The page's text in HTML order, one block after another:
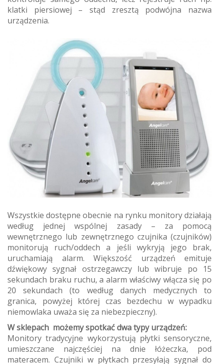
klatki piersiowej – stąd zresztą podwójna nazwa
urządzenia.
Wszystkie dostępne obecnie na rynku monitory działają
według jednej wspólnej zasady – za pomocą
wewnętrznego lub zewnętrznego czujnika (czujników)
monitorują ruch/oddech a jeśli wykryją jego brak,
uruchamiają alarm. Większość urządzeń emituje
dźwiękowy sygnał ostrzegawczy lub wibruje po 15
sekundach braku ruchu, a alarm właściwy włącza się po
20 sekundach (to według danych medycznych to
granica, powyżej której czas bezdechu w wypadku
niemowlaka uważa się za niebezpieczny).
W sklepach możemy spotkać dwa typy urządzeń:
Monitory tradycyjne wykorzystują płytki sensoryczne,
umieszczane najczęściej na dnie łóżeczka, pod
materacem. Czujniki w płytkach przesyłają sygnał do